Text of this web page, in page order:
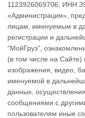
1123926069706, ИНН
«Администрация»,
лицам, именуемым в
регистрации и
“МойГруз",
(в том числе на Сайте)
изображения, видео,
именуемой в
данных,
сообщениями с
пользователям иные